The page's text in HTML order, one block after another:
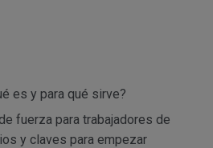
es y para qué sirve?
fuerza para trabajadores de
y claves para empezar